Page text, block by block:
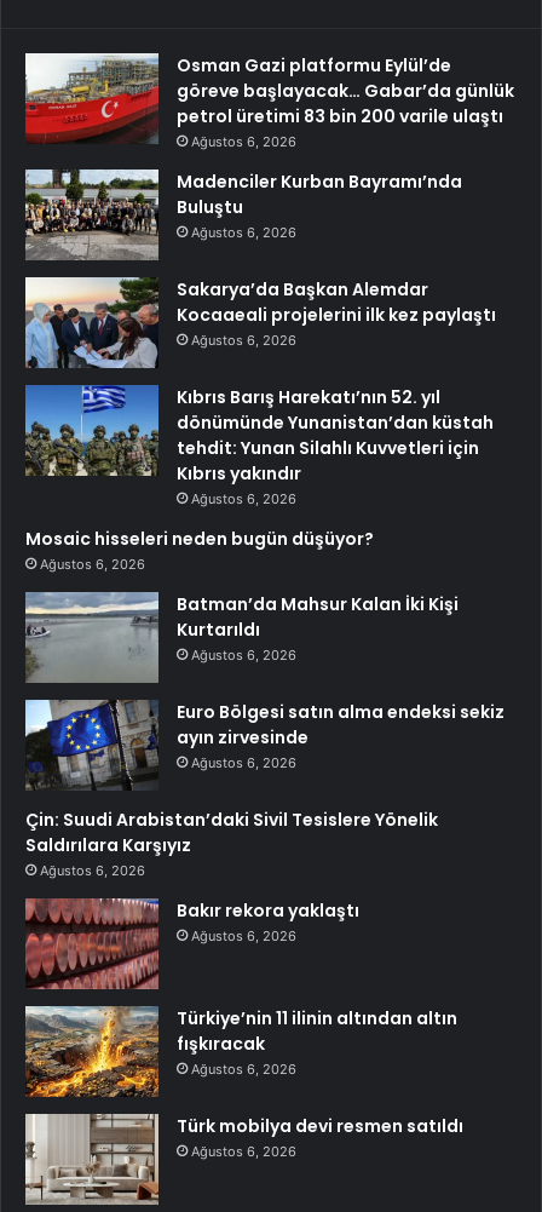
Osman Gazi platformu Eylül’de
göreve başlayacak… Gabar’da günlük
petrol üretimi 83 bin 200 varile ulaştı
Ağustos 6, 2026
Madenciler Kurban Bayramı’nda
Buluştu
Ağustos 6, 2026
Sakarya’da Başkan Alemdar
Kocaaeali projelerini ilk kez paylaştı
Ağustos 6, 2026
Kıbrıs Barış Harekatı’nın 52. yıl
dönümünde Yunanistan’dan küstah
tehdit: Yunan Silahlı Kuvvetleri için
Kıbrıs yakındır
Ağustos 6, 2026
Mosaic hisseleri neden bugün düşüyor?
Ağustos 6, 2026
Batman’da Mahsur Kalan İki Kişi
Kurtarıldı
Ağustos 6, 2026
Euro Bölgesi satın alma endeksi sekiz
ayın zirvesinde
Ağustos 6, 2026
Çin: Suudi Arabistan’daki Sivil Tesislere Yönelik
Saldırılara Karşıyız
Ağustos 6, 2026
Bakır rekora yaklaştı
Ağustos 6, 2026
Türkiye’nin 11 ilinin altından altın
fışkıracak
Ağustos 6, 2026
Türk mobilya devi resmen satıldı
Ağustos 6, 2026